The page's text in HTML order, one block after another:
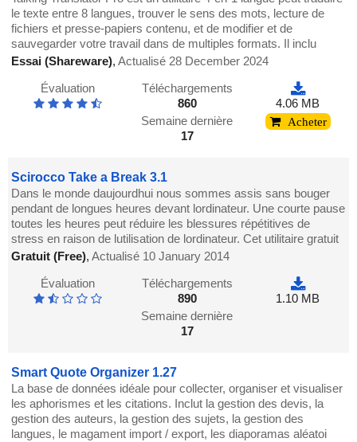
le texte entre 8 langues, trouver le sens des mots, lecture de
fichiers et presse-papiers contenu, et de modifier et de
sauvegarder votre travail dans de multiples formats. Il inclu
Essai (Shareware),Actualisé 28 December 2024
Évaluation
Téléchargements
860
Semaine dernière
17
4.06 MB
Acheter
Scirocco Take a Break 3.1
Dans le monde daujourdhui nous sommes assis sans bouger
pendant de longues heures devant lordinateur. Une courte pause
toutes les heures peut réduire les blessures répétitives de
stress en raison de lutilisation de lordinateur. Cet utilitaire gratuit
Gratuit (Free),Actualisé 10 January 2014
Évaluation
Téléchargements
890
Semaine dernière
17
1.10 MB
Smart Quote Organizer 1.27
La base de données idéale pour collecter, organiser et visualiser
les aphorismes et les citations. Inclut la gestion des devis, la
gestion des auteurs, la gestion des sujets, la gestion des
langues, le magament import / export, les diaporamas aléatoi